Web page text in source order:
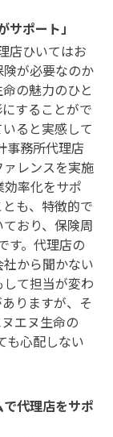
ポート」
店ひいてはお
が必要なのか
の魅力のひと
することがで
ると実感して
事務所代理店
レンスを実施
率化をサポ
も、特徴的で
おり、保険周
す。代理店の
から聞かない
て担当が変わ
りますが、そ
エヌ生命の
も心配しない
代理店をサポ